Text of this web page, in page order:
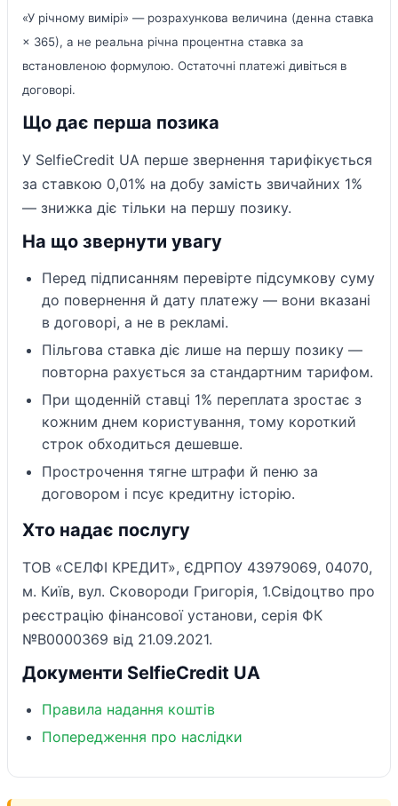
«У річному вимірі» — розрахункова величина (денна ставка
× 365), а не реальна річна процентна ставка за
встановленою формулою. Остаточні платежі дивіться в
договорі.
Що дає перша позика
У SelfieCredit UA перше звернення тарифікується
за ставкою 0,01% на добу замість звичайних 1%
— знижка діє тільки на першу позику.
На що звернути увагу
Перед підписанням перевірте підсумкову суму
до повернення й дату платежу — вони вказані
в договорі, а не в рекламі.
Пільгова ставка діє лише на першу позику —
повторна рахується за стандартним тарифом.
При щоденній ставці 1% переплата зростає з
кожним днем користування, тому короткий
строк обходиться дешевше.
Прострочення тягне штрафи й пеню за
договором і псує кредитну історію.
Хто надає послугу
ТОВ «СЕЛФІ КРЕДИТ», ЄДРПОУ 43979069, 04070,
м. Київ, вул. Сковороди Григорія, 1.Свідоцтво про
реєстрацію фінансової установи, серія ФК
№В0000369 від 21.09.2021.
Документи SelfieCredit UA
Правила надання коштів
Попередження про наслідки